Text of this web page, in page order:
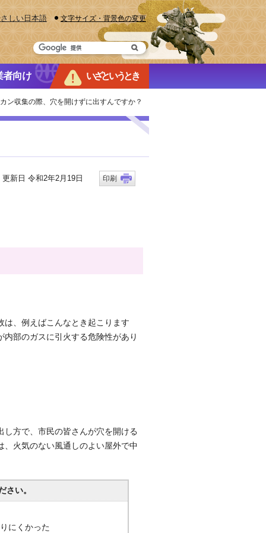
しい日本語 文字サイズ・背景色の変更
者向け いざというとき
ン収集の際、穴を開けずに出すんですか？
日 令和2年2月19日 印刷
は、例えばこんなとき起こります
部のガスに引火する危険性があり
方で、市民の皆さんが穴を開ける
火気のない風通しのよい屋外で中
さい。
にくかった